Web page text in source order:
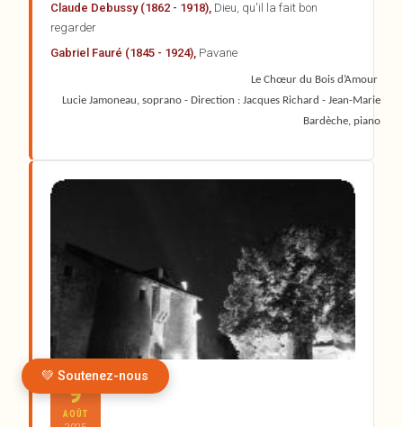
Claude Debussy (1862 - 1918), Dieu, qu'il la fait bon
regarder
Gabriel Fauré (1845 - 1924), Pavane
Le Chœur du Bois d’Amour
Lucie Jamoneau, soprano - Direction : Jacques Richard - Jean-Marie
Bardèche, piano
SAM
9
AOÛT
💚 Soutenez-nous